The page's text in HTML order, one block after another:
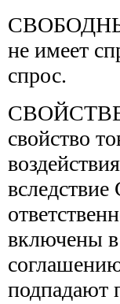
не имеет
спрос.
свойство
включены в
подпадают